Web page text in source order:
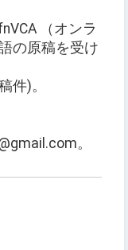
（オンラ
の原稿を受け
件)。
。